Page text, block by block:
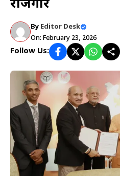
रोजगार
By Editor Desk
On: February 23, 2026
Follow Us: